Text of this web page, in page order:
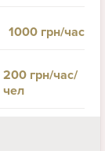
1000 грн/час
200 грн/час/
чел